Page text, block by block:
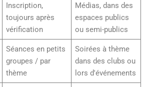
Inscription,
toujours après
vérification
Médias, dans des
espaces publics
ou semi-publics
Séances en petits
groupes / par
thème
Soirées à thème
dans des clubs ou
lors d'événements